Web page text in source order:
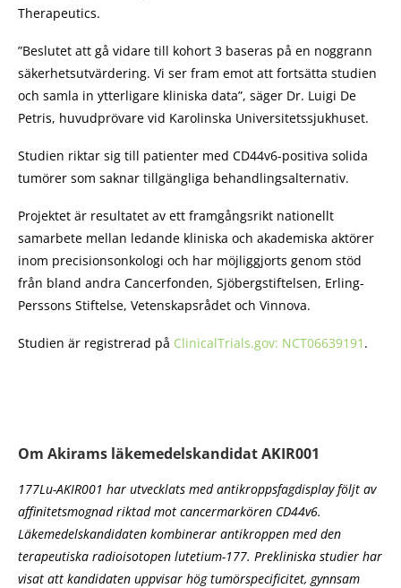
Therapeutics.
”Beslutet att gå vidare till kohort 3 baseras på en noggrann
säkerhetsutvärdering. Vi ser fram emot att fortsätta studien
och samla in ytterligare kliniska data”, säger Dr. Luigi De
Petris, huvudprövare vid Karolinska Universitetssjukhuset.
Studien riktar sig till patienter med CD44v6-positiva solida
tumörer som saknar tillgängliga behandlingsalternativ.
Projektet är resultatet av ett framgångsrikt nationellt
samarbete mellan ledande kliniska och akademiska aktörer
inom precisionsonkologi och har möjliggjorts genom stöd
från bland andra Cancerfonden, Sjöbergstiftelsen, Erling-
Perssons Stiftelse, Vetenskapsrådet och Vinnova.
Studien är registrerad på ClinicalTrials.gov: NCT06639191 .
Om Akirams läkemedelskandidat AKIR001
177Lu-AKIR001 har utvecklats med antikroppsfagdisplay följt av
affinitetsmognad riktad mot cancermarkören CD44v6.
Läkemedelskandidaten kombinerar antikroppen med den
terapeutiska radioisotopen lutetium-177. Prekliniska studier har
visat att kandidaten uppvisar hög tumörspecificitet, gynnsam